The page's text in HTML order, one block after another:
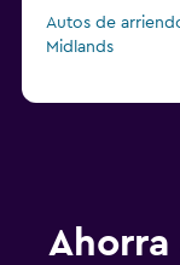
Autos de
Midlands
Ahorra